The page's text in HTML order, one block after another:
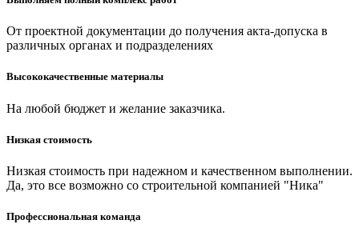
От проектной документации до получения акта-допуска в
различных органах и подразделениях
Высококачественные материалы
На любой бюджет и желание заказчика.
Низкая стоимость
Низкая стоимость при надежном и качественном выполнении.
Да, это все возможно со строительной компанией "Ника"
Профессиональная команда